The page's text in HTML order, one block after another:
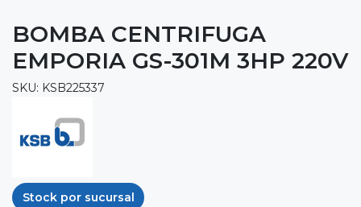
BOMBA CENTRIFUGA
EMPORIA GS-301M 3HP 220V
SKU: KSB225337
Stock por sucursal